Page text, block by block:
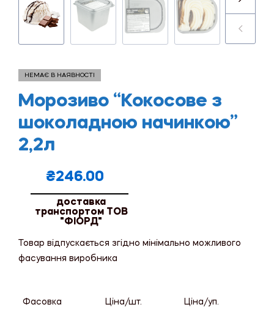
НЕМАЄ В НАЯВНОСТІ
Морозиво “Кокосове з
шоколадною начинкою”
2,2л
₴246.00
доставка
транспортом ТОВ
"ФІОРД"
Товар відпускається згідно мінімально можливого
фасування виробника
Фасовка Ціна/шт. Ціна/уп.